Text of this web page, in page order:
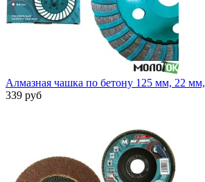
Алмазная чашка по бетону 125 мм, 22 мм,
339 руб